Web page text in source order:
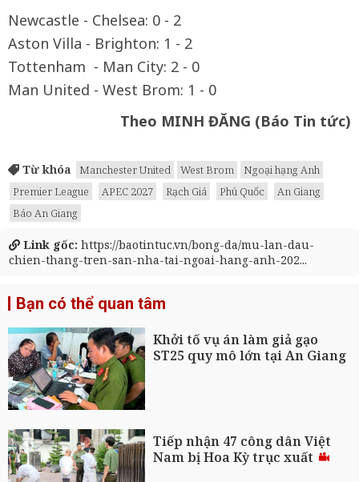
Newcastle - Chelsea: 0 - 2
Aston Villa - Brighton: 1 - 2
Tottenham - Man City: 2 - 0
Man United - West Brom: 1 - 0
Theo MINH ĐĂNG (Báo Tin tức)
Từ khóa Manchester United West Brom
Ngoại hạng Anh
Premier League
APEC 2027 Rạch Giá Phú Quốc
An Giang
Báo An Giang
Link gốc: https://baotintuc.vn/bong-da/mu-lan-dau-
chien-thang-tren-san-nha-tai-ngoai-hang-anh-202...
Bạn có thể quan tâm
Khởi tố vụ án làm giả gạo
ST25 quy mô lớn tại An Giang
Tiếp nhận 47 công dân Việt
Nam bị Hoa Kỳ trục xuất